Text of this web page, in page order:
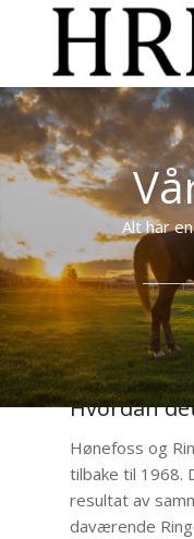
Alt har
Hvordan
Hønefoss og
tilbake til 1968.
resultat av
daværende